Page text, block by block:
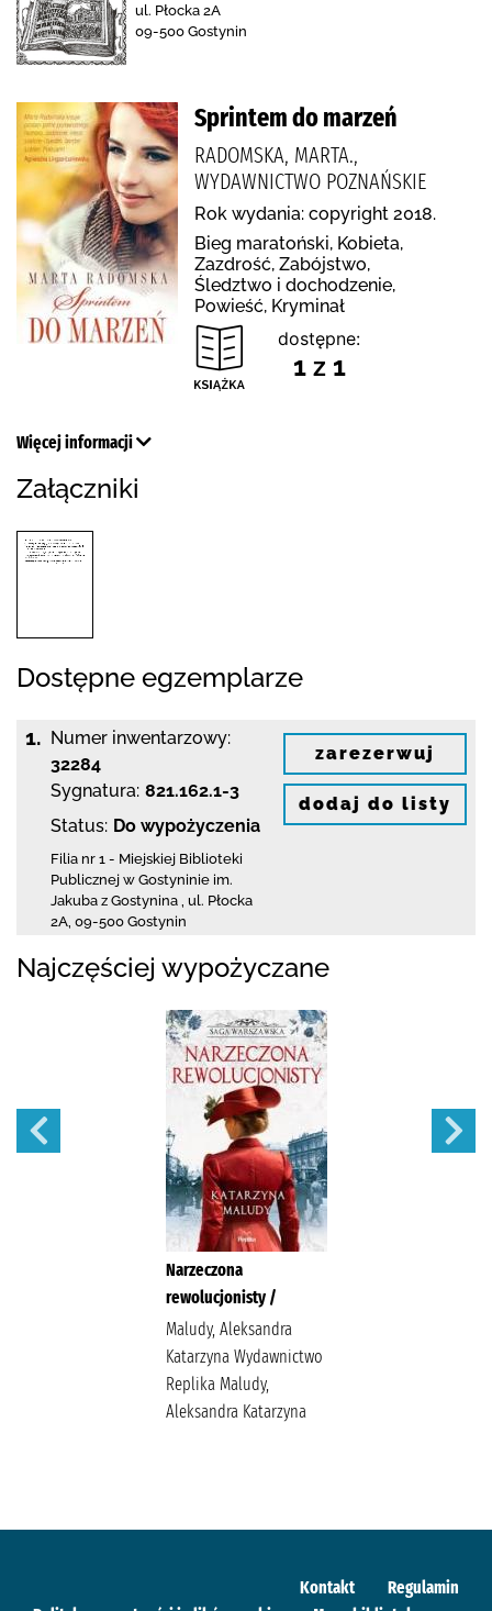
ul. Płocka 2A
09-500 Gostynin
Sprintem do marzeń
RADOMSKA, MARTA.,
WYDAWNICTWO POZNAŃSKIE
Rok wydania: copyright 2018.
Bieg maratoński, Kobieta,
Zazdrość, Zabójstwo,
Śledztwo i dochodzenie,
Powieść, Kryminał
dostępne:
1 z 1
Więcej informacji
Załączniki
Dostępne egzemplarze
1. Numer inwentarzowy:
32284
Sygnatura: 821.162.1-3
Status: Do wypożyczenia
Filia nr 1 - Miejskiej Biblioteki
Publicznej w Gostyninie im.
Jakuba z Gostynina ul. Płocka
2A 09-500 Gostynin
zarezerwuj
dodaj do listy
Najczęściej wypożyczane
Narzeczona
rewolucjonisty /
Maludy, Aleksandra
Katarzyna Wydawnictwo
Replika Maludy,
Aleksandra Katarzyna
Kontakt
Regulamin